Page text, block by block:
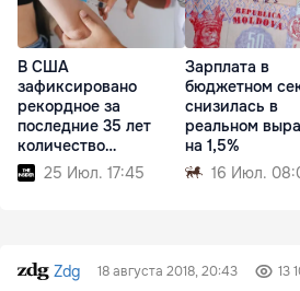
В США
зафиксировано
рекордное за
последние 35 лет
количество
заболевших корью
25 Июл. 17:45
Зарплата в
бюджетном
снизилась в
реальном
на 1,5%
16 Июл.
Zdg 18 августа 2018, 20:43 13